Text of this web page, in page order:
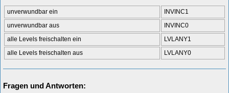
unverwundbar ein
INVINC1
unverwundbar aus
INVINC0
alle Levels freischalten ein
LVLANY1
alle Levels freischalten aus
LVLANY0
Fragen und Antworten: